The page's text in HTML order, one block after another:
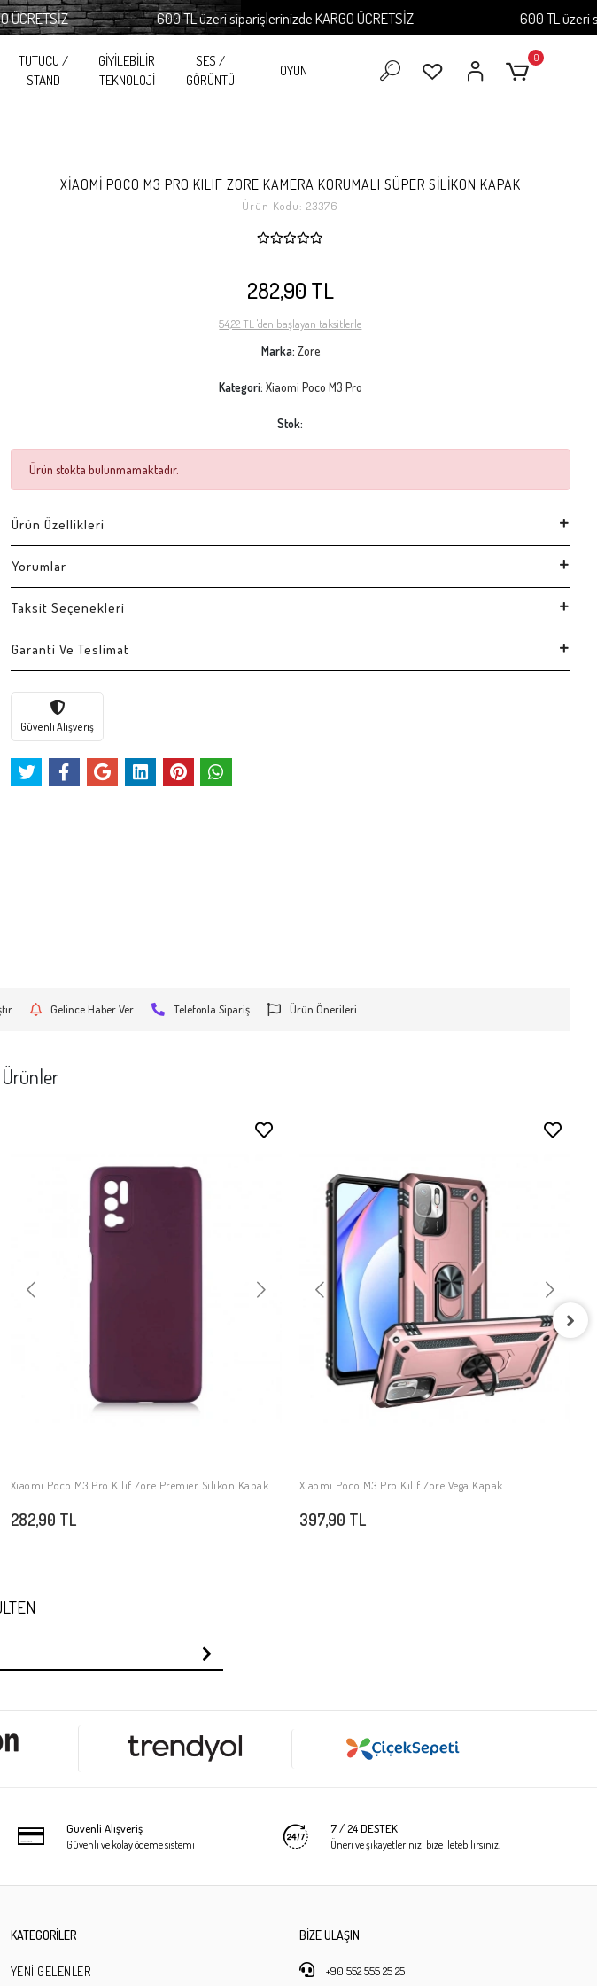
600 TL üzeri siparişlerinizde KARGO ÜCRETSİZ 600 TL üzeri
TUTUCU /
STAND
GİYİLEBİLİR
TEKNOLOJİ
SES /
GÖRÜNTÜ
OYUN
0
XİAOMİ POCO M3 PRO KILIF ZORE KAMERA KORUMALI SÜPER SİLİKON KAPAK
Ürün Kodu:23376
282,90 TL
54,22 TL 'den başlayan taksitlerle
Marka: Zore
Kategori: Xiaomi Poco M3 Pro
Stok:
Ürün stokta bulunmamaktadır.
Ürün Özellikleri
Yorumlar
Taksit Seçenekleri
Garanti Ve Teslimat
Güvenli Alışveriş
Gelince Haber Ver Telefonla Sipariş Ürün Önerileri
SEPETE EKLE
Xiaomi Poco M3 Pro Kılıf Zore Premier Silikon Kapak
282,90 TL
SEPETE EKLE
Xiaomi Poco M3 Pro Kılıf Zore Vega Kapak
397,90 TL
Güvenli Alışveriş
Güvenli ve kolay ödeme sistemi
7 / 24 DESTEK
Öneri ve şikayetlerinizi bize iletebilirsiniz.
KATEGORİLER
YENİ GELENLER
BİZE ULAŞIN
+90 552 555 25 25